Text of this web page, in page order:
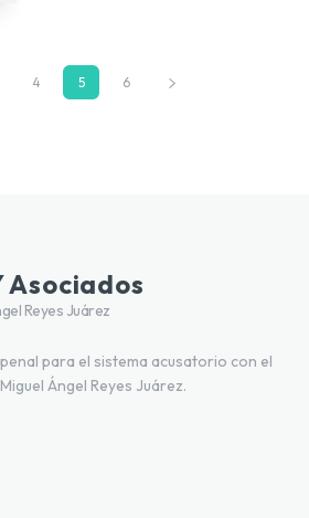
4 5 6
Asociados
Reyes Juárez
para el sistema acusatorio con el
Ángel Reyes Juárez.